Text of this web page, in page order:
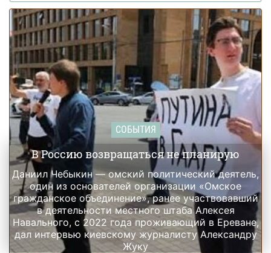
СОБЫТИЯ
В Россию возвращаться не планирую
Даниил Чебыкин — омский политический деятель,
один из основателей организации «Омское
гражданское объединение», ранее участвовавший
в деятельности местного штаба Алексея
Навального, с 2022 года проживающий в Ереване,
дал интервью киевскому журналисту Александру
Жуку